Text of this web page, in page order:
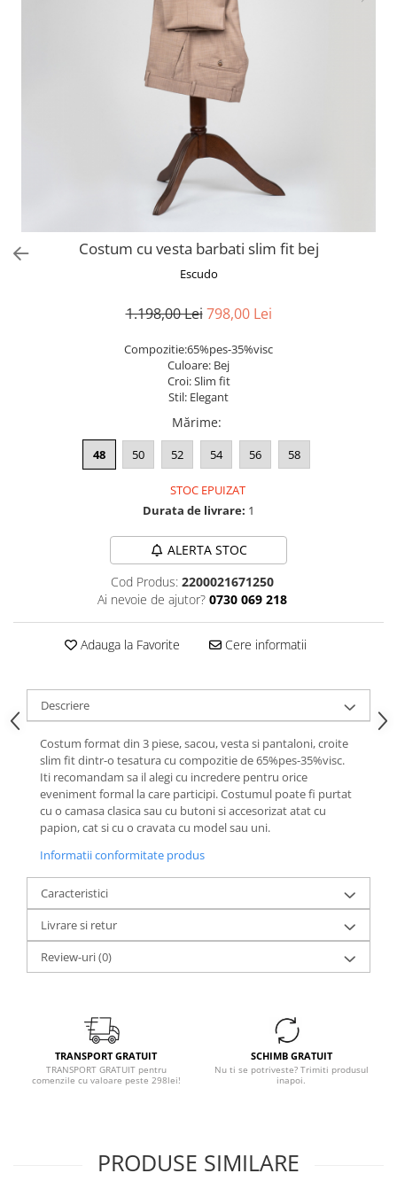
Costum cu vesta barbati slim fit bej
Escudo
1.198,00 Lei 798,00 Lei
Compozitie:65%pes-35%visc
Culoare: Bej
Croi: Slim fit
Stil: Elegant
Mărime:
48 50 52 54 56 58
STOC EPUIZAT
Durata de livrare: 1
ALERTA STOC
Cod Produs: 2200021671250
Ai nevoie de ajutor? 0730 069 218
Adauga la Favorite Cere informatii
Descriere
Costum format din 3 piese, sacou, vesta si pantaloni, croite
slim fit dintr-o tesatura cu compozitie de 65%pes-35%visc.
Iti recomandam sa il alegi cu incredere pentru orice
eveniment formal la care participi. Costumul poate fi purtat
cu o camasa clasica sau cu butoni si accesorizat atat cu
papion, cat si cu o cravata cu model sau uni.
Informatii conformitate produs
Caracteristici
Livrare si retur
Review-uri(0)
TRANSPORT GRATUIT
TRANSPORT GRATUIT pentru
comenzile cu valoare peste 298lei!
SCHIMB GRATUIT
Nu ti se potriveste? Trimiti produsul
inapoi.
PRODUSE SIMILARE